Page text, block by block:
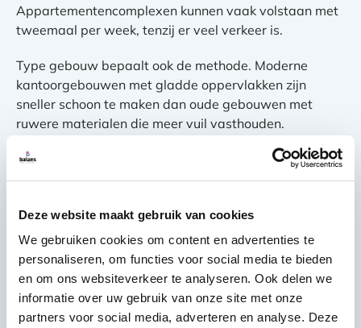
Deze website maakt gebruik van cookies
We gebruiken cookies om content en advertenties te
personaliseren, om functies voor social media te bieden
en om ons websiteverkeer te analyseren. Ook delen we
informatie over uw gebruik van onze site met onze
partners voor social media, adverteren en analyse. Deze
Appartementencomplexen kunnen vaak volstaan met
tweemaal per week, tenzij er veel verkeer is.
Type gebouw bepaalt ook de methode. Moderne
kantoorgebouwen met gladde oppervlakken zijn
sneller schoon te maken dan oude gebouwen met
ruwere materialen die meer vuil vasthouden.
Wat zijn de grootste
schoonmaken van liften
en trappenhallen?
De grootste uitdaging istoegankelijkheid en timing
Liften moeten buiten gebruik worden gesteld tijdens